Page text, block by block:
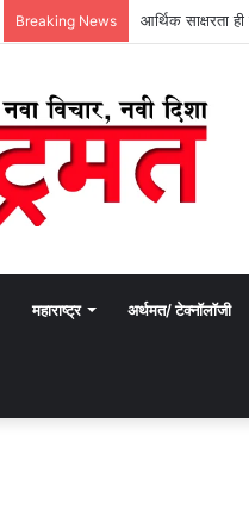
Breaking News आर्थिक साक्षरता
महाराष्ट्र अर्थमत/ टेक्नॉलॉजी